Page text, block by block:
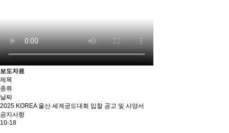
보도자료
제목
종류
날짜
2025 KOREA 울산 세계궁도대회 입찰 공고 및 사양서
공지사항
10-18